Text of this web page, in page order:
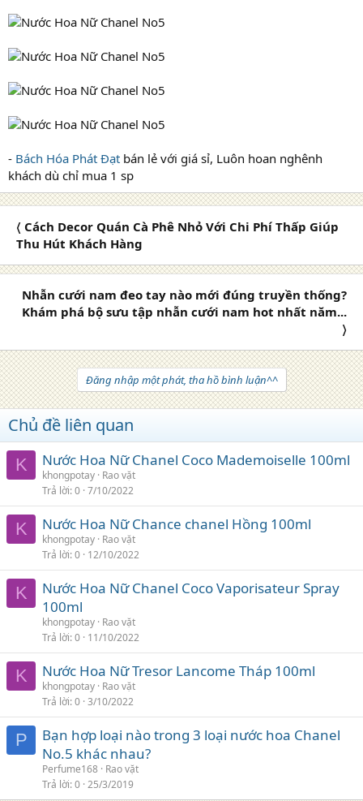
- Bách Hóa Phát Đạt bán lẻ với giá sỉ, Luôn hoan nghênh
khách dù chỉ mua 1 sp
〈 Cách Decor Quán Cà Phê Nhỏ Với Chi Phí Thấp Giúp
Thu Hút Khách Hàng
Nhẫn cưới nam đeo tay nào mới đúng truyền thống?
Khám phá bộ sưu tập nhẫn cưới nam hot nhất năm...
〉
Đăng nhập một phát, tha hồ bình luận^^
Chủ đề liên quan
K Nước Hoa Nữ Chanel Coco Mademoiselle 100ml
khongpotay Rao vặt
Trả lời 0 7/10/2022
K Nước Hoa Nữ Chance chanel Hồng 100ml
khongpotay Rao vặt
Trả lời 0 12/10/2022
K
Nước Hoa Nữ Chanel Coco Vaporisateur Spray
100ml
khongpotay Rao vặt
Trả lời 0 11/10/2022
K Nước Hoa Nữ Tresor Lancome Tháp 100ml
khongpotay Rao vặt
Trả lời 0 3/10/2022
P
Bạn hợp loại nào trong 3 loại nước hoa Chanel
No.5 khác nhau?
Perfume168 Rao vặt
Trả lời 0 25/3/2019